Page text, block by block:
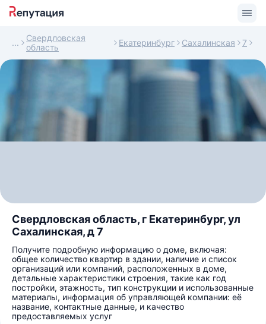
Свердловская
область
Екатеринбург Сахалинская 7
Свердловская область, г Екатеринбург, ул
Сахалинская, д 7
Получите подробную информацию о доме, включая:
общее количество квартир в здании, наличие и список
организаций или компаний, расположенных в доме,
детальные характеристики строения, такие как год
постройки, этажность, тип конструкции и использованные
материалы, информация об управляющей компании: её
название, контактные данные, и качество
предоставляемых услуг